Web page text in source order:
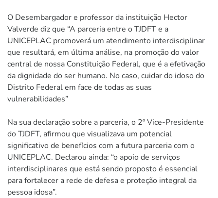
O Desembargador e professor da instituição Hector
Valverde diz que “A parceria entre o TJDFT e a
UNICEPLAC promoverá um atendimento interdisciplinar
que resultará, em última análise, na promoção do valor
central de nossa Constituição Federal, que é a efetivação
da dignidade do ser humano. No caso, cuidar do idoso do
Distrito Federal em face de todas as suas
vulnerabilidades”
Na sua declaração sobre a parceria, o 2º Vice-Presidente
do TJDFT, afirmou que visualizava um potencial
significativo de benefícios com a futura parceria com o
UNICEPLAC. Declarou ainda: “o apoio de serviços
interdisciplinares que está sendo proposto é essencial
para fortalecer a rede de defesa e proteção integral da
pessoa idosa”.